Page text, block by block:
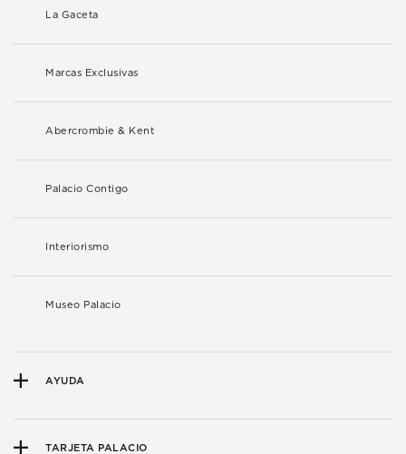
La Gaceta
Marcas Exclusivas
Abercrombie & Kent
Palacio Contigo
Interiorismo
Museo Palacio
AYUDA
TARJETA PALACIO